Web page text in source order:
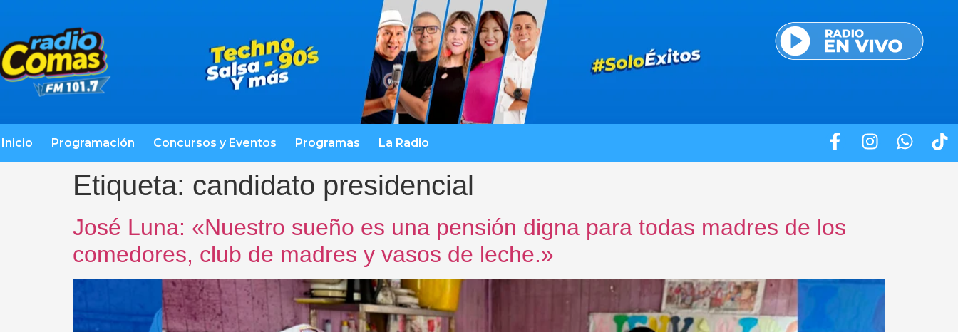
Inicio Programación Concursos y Eventos Programas La Radio
Etiqueta: candidato presidencial
José Luna: «Nuestro sueño es una pensión digna para todas madres de los
comedores, club de madres y vasos de leche.»